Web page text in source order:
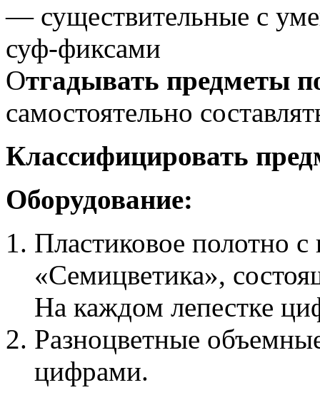
— существительные с
суф-фиксами
Отгадывать предметы
самостоятельно
Классифицировать
Оборудование:
Пластиковое полотно
«Семицветика»,
На каждом лепестке
Разноцветные
цифрами.